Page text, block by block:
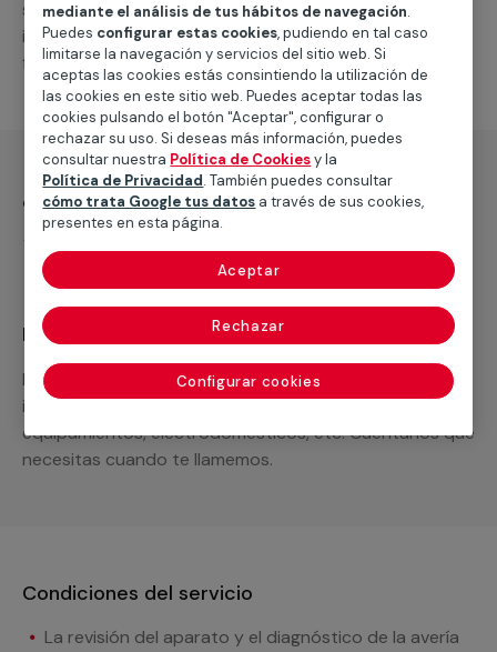
suministro de los materiales necesarios, las
intervenciones a realizar, o la mano de obra que hará
falta para completar tu proyecto.
¿Qué incluye?
Recuerda que en MULTIMAP
Podemos ofrecer cualquier servicio a medida
incluyendo todo lo que necesites: materiales,
equipamientos, electrodomésticos, etc. Cuéntanos que
necesitas cuando te llamemos.
Condiciones del servicio
La revisión del aparato y el diagnóstico de la avería
mediante el análisis de tus hábitos de navegación.
Puedes configurar estas cookies, pudiendo en tal caso
limitarse la navegación y servicios del sitio web. Si
aceptas las cookies estás consintiendo la utilización de
las cookies en este sitio web. Puedes aceptar todas las
cookies pulsando el botón "Aceptar", configurar o
rechazar su uso. Si deseas más información, puedes
consultar nuestra Política de Cookiesy la
Política de Privacidad. También puedes consultar
cómo trata Google tus datos a través de sus cookies,
presentes en esta página.
Configurar cookies
Rechazar
Aceptar